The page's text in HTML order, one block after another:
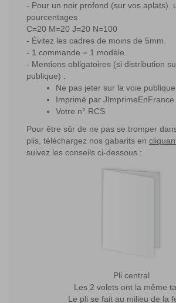
Pour un noir profond (sur vos aplats),
pourcentages
C=20 M=20 J=20 N=100
Évitez les cadres de moins de 5mm.
1 commande = 1 modèle
Mentions obligatoires (si distribution
publique) :
Ne pas jeter sur la voie publique
Imprimé par
Votre n° RCS
Pour être sûr de ne pas se tromper
plis, téléchargez nos gabarits en
suivez les conseils ci-dessous :
Pli central
Les 2 volets ont la même
Le pli se fait au milieu de la